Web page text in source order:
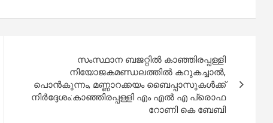
സംസ്ഥാന ബജറ്റിൽ കാഞ്ഞിരപ്പള്ളി
നിയോജകമണ്ഡലത്തിൽ കറുകച്ചാൽ,
പൊൻകുന്നം, മണ്ണാറക്കയം ബൈപ്പാസുകൾക്ക്
നിർദ്ദേശം:കാഞ്ഞിരപ്പള്ളി എം എൽ എ പ്രൊഫ
റോണി കെ ബേബി